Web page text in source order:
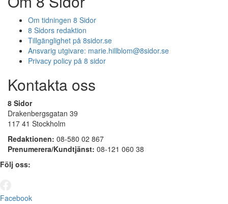
Om tidningen 8 Sidor
8 Sidors redaktion
Tillgänglighet på 8sidor.se
Ansvarig utgivare: marie.hillblom@8sidor.se
Privacy policy på 8 sidor
Kontakta oss
8 Sidor
Drakenbergsgatan 39
117 41 Stockholm
Redaktionen: 08-580 02 867
Prenumerera/Kundtjänst: 08-121 060 38
Följ oss:
Facebook